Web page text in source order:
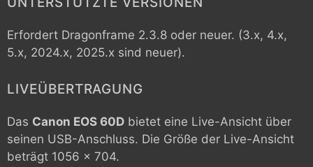
Erfordert Dragonframe 2.3.8 oder neuer. (3.x, 4.x,
5.x, 2024.x, 2025.x sind neuer).
LIVEÜBERTRAGUNG
Das Canon EOS 60D bietet eine Live-Ansicht über
seinen USB-Anschluss. Die Größe der Live-Ansicht
beträgt 1056 x 704.